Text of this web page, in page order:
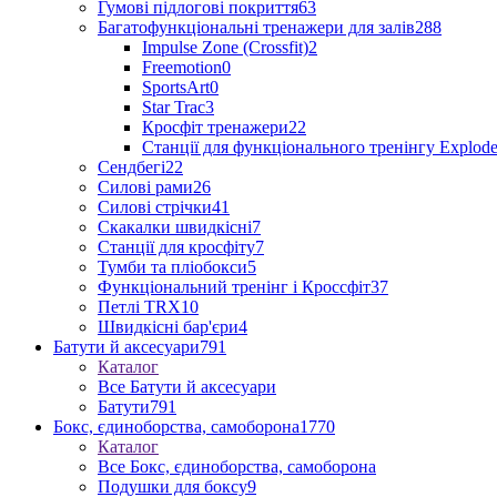
Гумові підлогові покриття63
Багатофункціональні тренажери для залів288
Impulse Zone (Crossfit)2
Freemotion0
SportsArt0
Star Trac3
Кросфіт тренажери22
Станції для функціонального тренінгу Explode
Сендбегі22
Силові рами26
Силові стрічки41
Скакалки швидкісні7
Станції для кросфіту7
Тумби та пліобокси5
Функціональний тренінг і Кроссфіт37
Петлі TRX10
Швидкісні бар'єри4
Батути й аксесуари791
Каталог
Все Батути й аксесуари
Батути791
Бокс, єдиноборства, самоборона1770
Каталог
Все Бокс, єдиноборства, самоборона
Подушки для боксу9